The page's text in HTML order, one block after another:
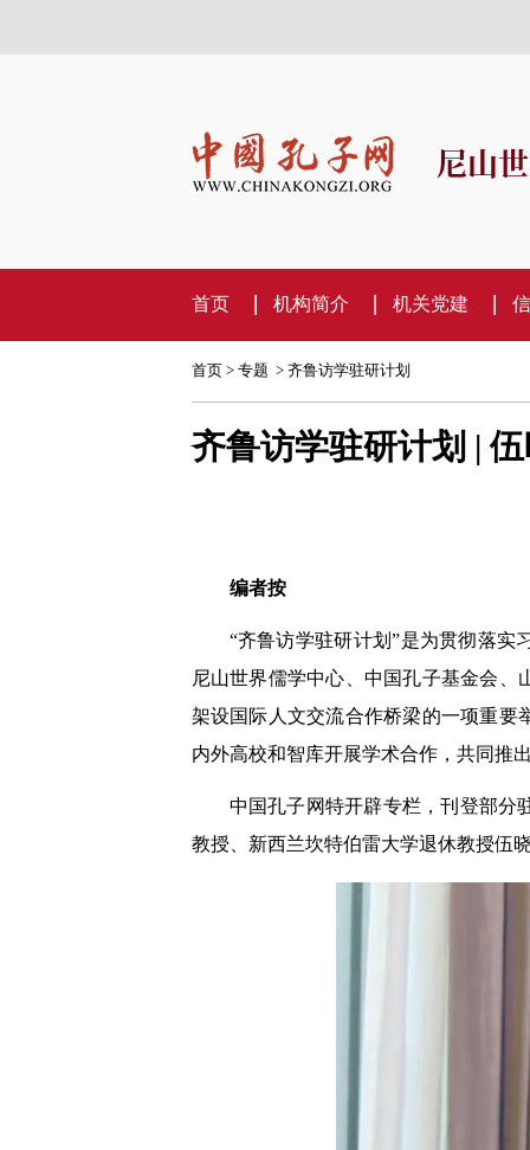
尼山
首页 机构简介 机关党建
首页> 专题 > 齐鲁访学驻研计划
齐鲁访学驻研计划 |
编者按
“齐鲁访学驻研计划”是为贯彻落实
尼山世界儒学中心、中国孔子基金会
架设国际人文交流合作桥梁的一项重要
内外高校和智库开展学术合作，共同推
中国孔子网特开辟专栏，刊登部分
教授、新西兰坎特伯雷大学退休教授伍